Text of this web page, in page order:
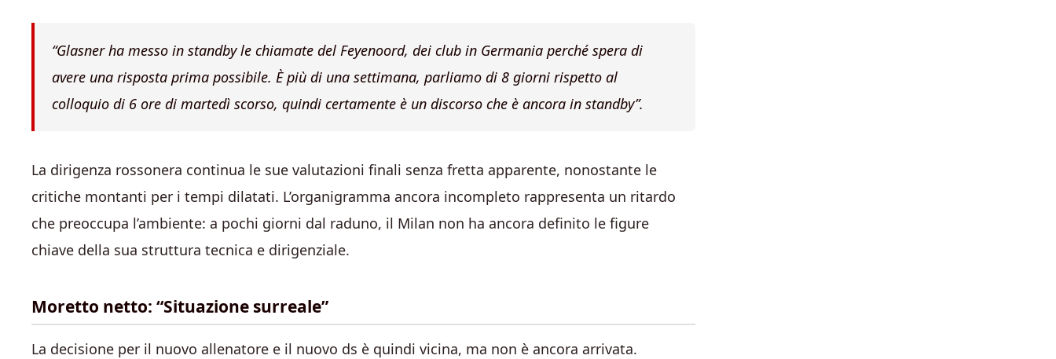
“Glasner ha messo in standby le chiamate del Feyenoord, dei club in Germania perché spera di
avere una risposta prima possibile. È più di una settimana, parliamo di 8 giorni rispetto al
colloquio di 6 ore di martedì scorso, quindi certamente è un discorso che è ancora in standby”.
La dirigenza rossonera continua le sue valutazioni finali senza fretta apparente, nonostante le
critiche montanti per i tempi dilatati. L’organigramma ancora incompleto rappresenta un ritardo
che preoccupa l’ambiente: a pochi giorni dal raduno, il Milan non ha ancora definito le figure
chiave della sua struttura tecnica e dirigenziale.
Moretto netto: “Situazione surreale”
La decisione per il nuovo allenatore e il nuovo ds è quindi vicina, ma non è ancora arrivata.